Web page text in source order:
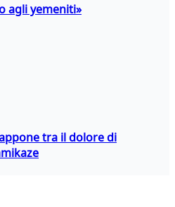
agli yemeniti»
tra il dolore di